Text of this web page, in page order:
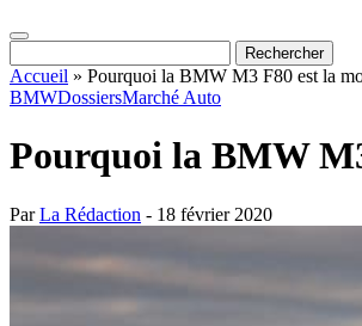
Accueil » Pourquoi la BMW M3 F80 est la
BMWDossiersMarché Auto
Pourquoi la BMW
ParLa Rédaction - 18 février 2020